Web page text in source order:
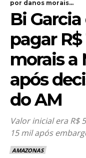
por danos morais...
Bi
pagar
morais a
após
do AM
Valor inicial era R$
15 mil após
AMAZONAS